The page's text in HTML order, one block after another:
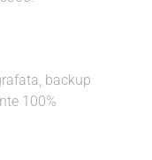
backup
100%